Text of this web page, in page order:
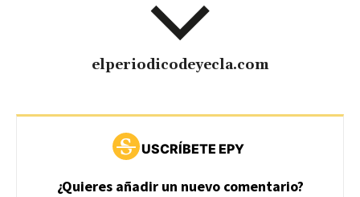
elperiodicodeyecla.com
USCRÍBETE EPY
¿Quieres añadir un nuevo comentario?